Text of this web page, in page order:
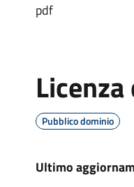
pdf
Pubblico dominio
Ultimo